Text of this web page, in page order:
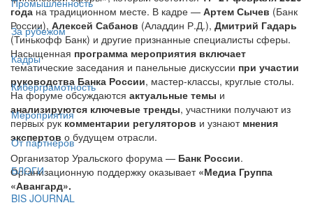
Промышленность
За рубежом
Кадры
Киберграмотность
Мероприятия
От партнёров
БЛОГИ
BIS JOURNAL
годана традиционном месте. В кадре — Артем Сычев (Банк
России), Алексей Сабанов (Аладдин Р.Д.), Дмитрий Гадарь
(Тинькофф Банк) и другие признанные специалисты сферы.
Насыщенная программа мероприятия включает
тематические заседания и панельные дискуссии при участии
руководства Банка России, мастер-классы, круглые столы.
На форуме обсуждаются актуальные темы и
анализируются ключевые тренды, участники получают из
первых руккомментарии регуляторов и узнают мнения
экспертов о будущем отрасли.
Организатор Уральского форума — Банк России.
Организационную поддержку оказывает«Медиа Группа
«Авангард».